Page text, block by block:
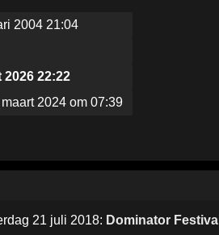
2004 21:04
2026 22:22
2024 om 07:39
21 juli 2018: Dominator Festival